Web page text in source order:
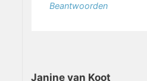
Beantwoorden
Janine van Koot